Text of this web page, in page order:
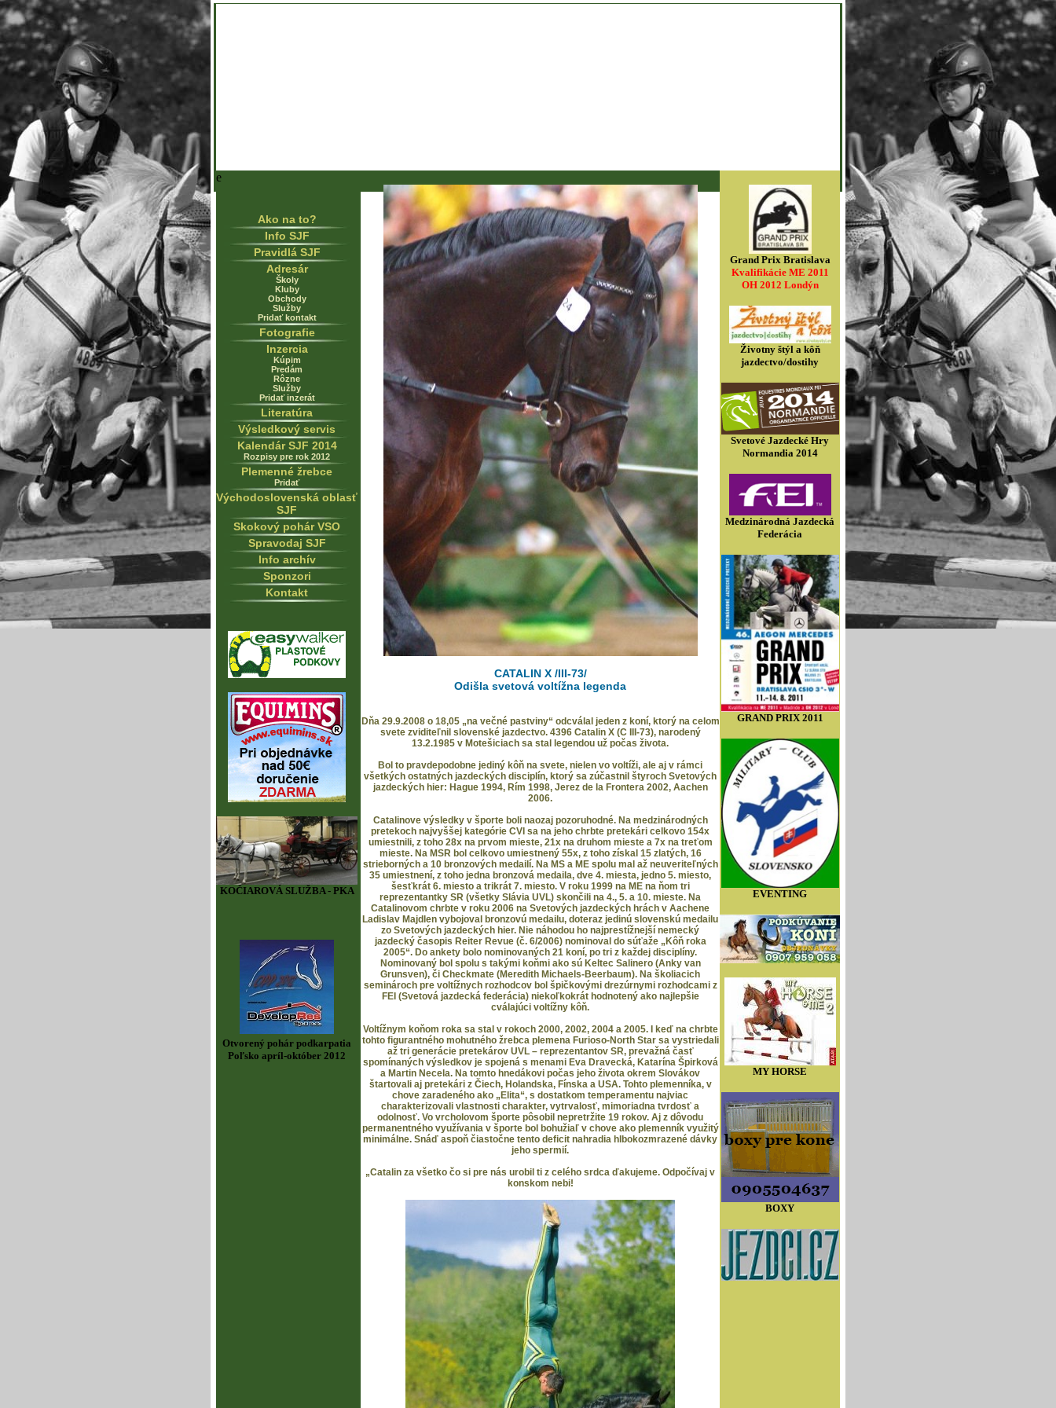
e
Ako na to?
Info SJF
Pravidlá SJF
Adresár
Školy
Kluby
Obchody
Služby
Pridať kontakt
Fotografie
Inzercia
Kúpim
Predám
Rôzne
Služby
Pridať inzerát
Literatúra
Výsledkový servis
Kalendár SJF 2014
Rozpisy pre rok 2012
Plemenné žrebce
Pridať
Východoslovenská oblasť
SJF
Skokový pohár VSO
Spravodaj SJF
Info archív
Sponzori
Kontakt
KOČIAROVÁ SLUŽBA - PKA
Otvorený pohár podkarpatia
Poľsko apríl-október 2012
CATALIN X /III-73/
Odišla svetová voltížna legenda
Dňa 29.9.2008 o 18,05 „na večné pastviny“ odcválal jeden z koní, ktorý na celom
svete zviditeľnil slovenské jazdectvo. 4396 Catalin X (C III-73), narodený
13.2.1985 v Motešiciach sa stal legendou už počas života.
Bol to pravdepodobne jediný kôň na svete, nielen vo voltíži, ale aj v rámci
všetkých ostatných jazdeckých disciplín, ktorý sa zúčastnil štyroch Svetových
jazdeckých hier: Hague 1994, Rím 1998, Jerez de la Frontera 2002, Aachen
2006.
Catalinove výsledky v športe boli naozaj pozoruhodné. Na medzinárodných
pretekoch najvyššej kategórie CVI sa na jeho chrbte pretekári celkovo 154x
umiestnili, z toho 28x na prvom mieste, 21x na druhom mieste a 7x na treťom
mieste. Na MSR bol celkovo umiestnený 55x, z toho získal 15 zlatých, 16
strieborných a 10 bronzových medailí. Na MS a ME spolu mal až neuveriteľných
35 umiestnení, z toho jedna bronzová medaila, dve 4. miesta, jedno 5. miesto,
šesťkrát 6. miesto a trikrát 7. miesto. V roku 1999 na ME na ňom tri
reprezentantky SR (všetky Slávia UVL) skončili na 4., 5. a 10. mieste. Na
Catalinovom chrbte v roku 2006 na Svetových jazdeckých hrách v Aachene
Ladislav Majdlen vybojoval bronzovú medailu, doteraz jedinú slovenskú medailu
zo Svetových jazdeckých hier. Nie náhodou ho najprestížnejší nemecký
jazdecký časopis Reiter Revue (č. 6/2006) nominoval do súťaže „Kôň roka
2005“. Do ankety bolo nominovaných 21 koní, po tri z každej disciplíny.
Nominovaný bol spolu s takými koňmi ako sú Keltec Salinero (Anky van
Grunsven), či Checkmate (Meredith Michaels-Beerbaum). Na školiacich
seminároch pre voltížnych rozhodcov bol špičkovými drezúrnymi rozhodcami z
FEI (Svetová jazdecká federácia) niekoľkokrát hodnotený ako najlepšie
cválajúci voltížny kôň.
Voltížnym koňom roka sa stal v rokoch 2000, 2002, 2004 a 2005. I keď na chrbte
tohto figurantného mohutného žrebca plemena Furioso-North Star sa vystriedali
až tri generácie pretekárov UVL – reprezentantov SR, prevažná časť
spomínaných výsledkov je spojená s menami Eva Dravecká, Katarína Špirková
a Martin Necela. Na tomto hnedákovi počas jeho života okrem Slovákov
štartovali aj pretekári z Čiech, Holandska, Fínska a USA. Tohto plemenníka, v
chove zaradeného ako „Elita“, s dostatkom temperamentu najviac
charakterizovali vlastnosti charakter, vytrvalosť, mimoriadna tvrdosť a
odolnosť. Vo vrcholovom športe pôsobil nepretržite 19 rokov. Aj z dôvodu
permanentného využívania v športe bol bohužiaľ v chove ako plemenník využitý
minimálne. Snáď aspoň čiastočne tento deficit nahradia hlbokozmrazené dávky
jeho spermií.
„Catalin za všetko čo si pre nás urobil ti z celého srdca ďakujeme. Odpočívaj v
konskom nebi!
Grand Prix Bratislava
Kvalifikácie ME 2011
OH 2012 Londýn
Životny štýl a kôň
jazdectvo/dostihy
Svetové Jazdecké Hry
Normandia 2014
Medzinárodná Jazdecká
Federácia
GRAND PRIX 2011
EVENTING
MY HORSE
BOXY